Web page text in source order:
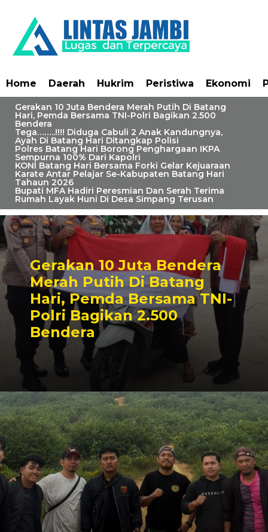
Home Daerah Hukrim Peristiwa Ekonomi
Gerakan 10 Juta Bendera Merah Putih Di Batang
Hari, Pemda Bersama TNI-Polri Bagikan 2.500
Bendera
Tega……..!!!! Diduga Cabuli 2 Anak Kandungnya,
Ayah Di Batang Hari Ditangkap Polisi
Polres Batang Hari Borong Penghargaan IKPA
Sempurna 100% Dari Kapolri
KONI Batang Hari Bersama Forki Gelar Kejuaraan
Karate Antar Pelajar Se-Kabupaten Batang Hari
Tahaun 2026
Bupati MFA Hadiri Peresmian Dan Serah Terima
Rumah Layak Huni Di Desa Simpang Terusan
Gerakan 10 Juta Bendera
Merah Putih Di Batang
Hari, Pemda Bersama TNI-
Polri Bagikan 2.500
Bendera